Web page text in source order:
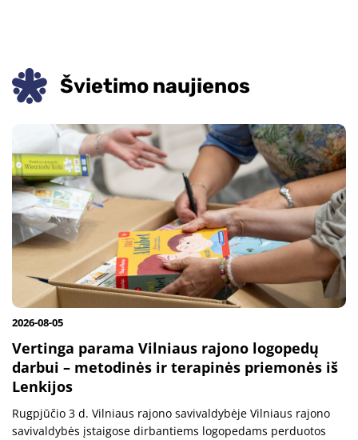
Švietimo naujienos
2026-08-05
Vertinga parama Vilniaus rajono logopedų
darbui – metodinės ir terapinės priemonės iš
Lenkijos
Rugpjūčio 3 d. Vilniaus rajono savivaldybėje Vilniaus rajono
savivaldybės įstaigose dirbantiems logopedams perduotos